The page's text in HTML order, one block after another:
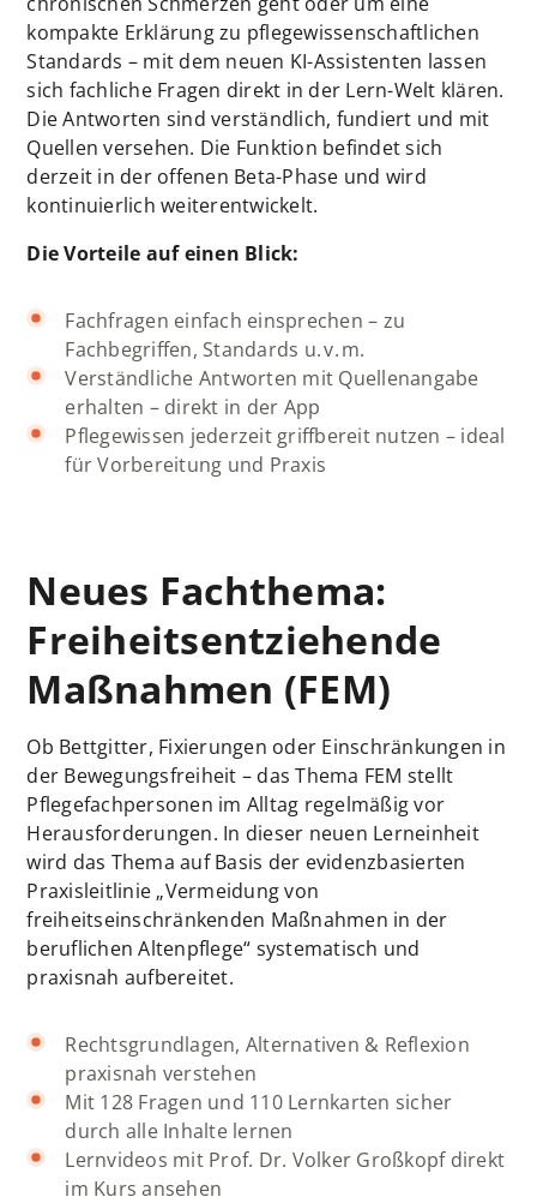
kompakte Erklärung zu pflegewissenschaftlichen
Standards – mit dem neuen KI-Assistenten lassen
sich fachliche Fragen direkt in der Lern-Welt klären.
Die Antworten sind verständlich, fundiert und mit
Quellen versehen. Die Funktion befindet sich
derzeit in der offenen Beta-Phase und wird
kontinuierlich weiterentwickelt.
Die Vorteile auf einen Blick:
Fachfragen einfach einsprechen – zu
Fachbegriffen, Standards u. v. m.
Verständliche Antworten mit Quellenangabe
erhalten – direkt in der App
Pflegewissen jederzeit griffbereit nutzen – ideal
für Vorbereitung und Praxis
Neues Fachthema:
Freiheitsentziehende
Maßnahmen (FEM)
Ob Bettgitter, Fixierungen oder Einschränkungen in
der Bewegungsfreiheit – das Thema FEM stellt
Pflegefachpersonen im Alltag regelmäßig vor
Herausforderungen. In dieser neuen Lerneinheit
wird das Thema auf Basis der evidenzbasierten
Praxisleitlinie „Vermeidung von
freiheitseinschränkenden Maßnahmen in der
beruflichen Altenpflege“ systematisch und
praxisnah aufbereitet.
Rechtsgrundlagen, Alternativen & Reflexion
praxisnah verstehen
Mit 128 Fragen und 110 Lernkarten sicher
durch alle Inhalte lernen
Lernvideos mit Prof. Dr. Volker Großkopf direkt
im Kurs ansehen